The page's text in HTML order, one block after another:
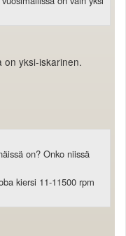
on yksi-iskarinen.
on? Onko niissä
kiersi 11-11500 rpm